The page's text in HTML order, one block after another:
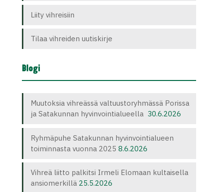
Liity vihreisiin
Tilaa vihreiden uutiskirje
Blogi
Muutoksia vihreässä valtuustoryhmässä Porissa
ja Satakunnan hyvinvointialueella 30.6.2026
Ryhmäpuhe Satakunnan hyvinvointialueen
toiminnasta vuonna 2025 8.6.2026
Vihreä liitto palkitsi Irmeli Elomaan kultaisella
ansiomerkillä 25.5.2026